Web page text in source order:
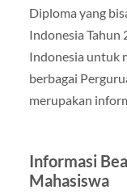
Diploma yang
Indonesia Tahun
Indonesia untuk
berbagai
merupakan
Informasi
Mahasiswa